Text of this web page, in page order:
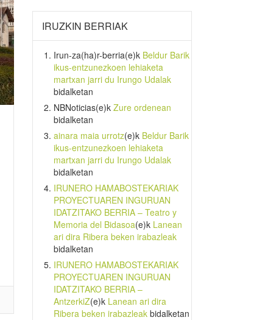
IRUZKIN BERRIAK
Irun-za(ha)r-berria(e)k Beldur Barik
ikus-entzunezkoen lehiaketa
martxan jarri du Irungo Udalak
bidalketan
NBNoticias(e)k Zure ordenean
bidalketan
ainara maia urrotz(e)k Beldur Barik
ikus-entzunezkoen lehiaketa
martxan jarri du Irungo Udalak
bidalketan
IRUNERO HAMABOSTEKARIAK
PROYECTUAREN INGURUAN
IDATZITAKO BERRIA – Teatro y
Memoria del Bidasoa(e)k Lanean
ari dira Ribera beken irabazleak
bidalketan
IRUNERO HAMABOSTEKARIAK
PROYECTUAREN INGURUAN
IDATZITAKO BERRIA –
AntzerkiZ(e)k Lanean ari dira
Ribera beken irabazleakbidalketan